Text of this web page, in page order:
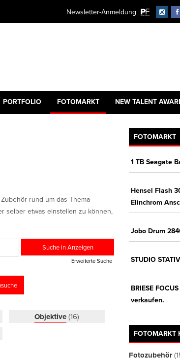
Newsletter-Anmeldung
PORTFOLIO FOTOMARKT NEW TALENT
rund um das Thema
selber etwas einstellen zu können,
Erweiterte Suche
Objektive(16)
FOTOMARKT
1 TB Seagate
Hensel Flash
Elinchrom
Jobo Drum
STUDIO
BRIESE
verkaufen.
FOTOMARKT
Fotozubehör